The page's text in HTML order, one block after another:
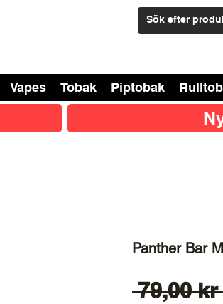
Vapes Tobak Piptobak
Panther Bar
79,00 kr